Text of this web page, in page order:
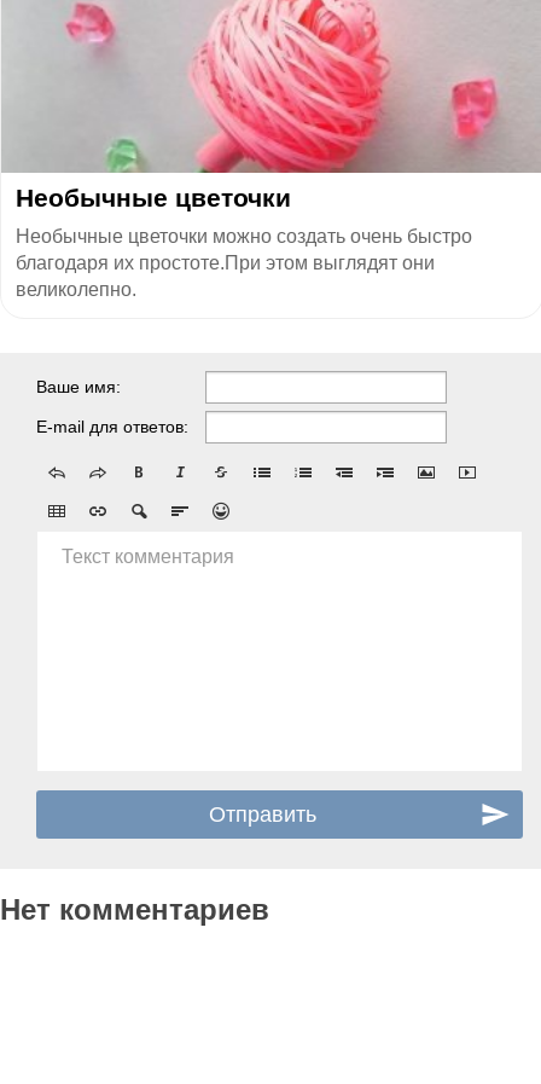
Необычные цветочки
Необычные цветочки можно создать очень быстро
благодаря их простоте.При этом выглядят они
великолепно.
Ваше имя:
E-mail для ответов:
Текст комментария
Нет комментариев